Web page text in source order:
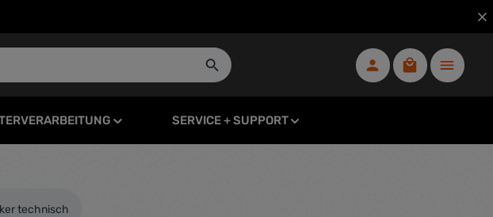
Warenkorb
SERVICE + SUPPORT
technisch